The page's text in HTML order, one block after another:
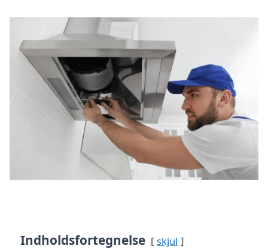
Indholdsfortegnelse skjul